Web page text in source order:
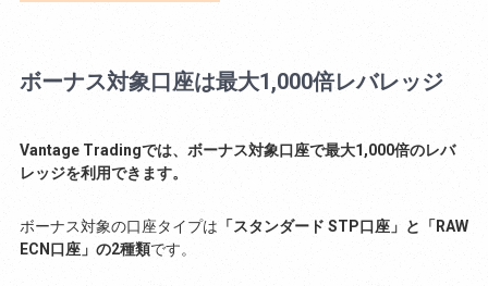
ボーナス対象口座は最大1,000倍レバレッジ
Vantage Tradingでは、ボーナス対象口座で最大1,000倍のレバ
レッジを利用できます。
ボーナス対象の口座タイプは 「スタンダード STP口座」と「RAW
ECN口座」の2種類です。